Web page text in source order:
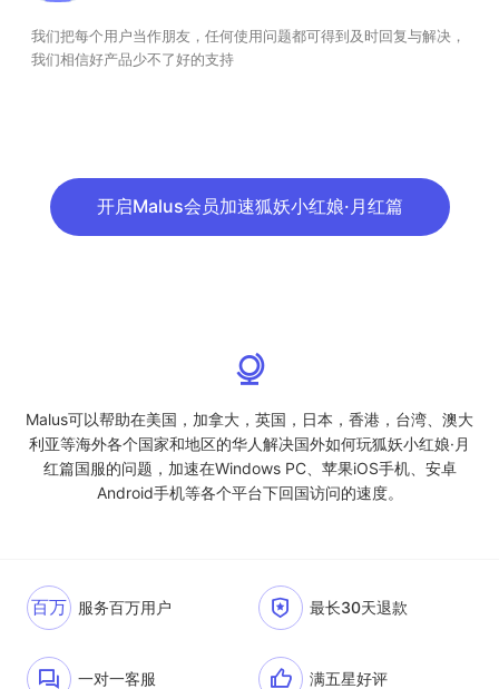
我们把每个用户当作朋友，任何使用问题都可得到及时回复与解决，
我们相信好产品少不了好的支持
开启Malus会员加速狐妖小红娘·月红篇
Malus可以帮助在美国，加拿大，英国，日本，香港，台湾、澳大
利亚等海外各个国家和地区的华人解决国外如何玩狐妖小红娘·月
红篇国服的问题，加速在Windows PC、苹果iOS手机、安卓
Android手机等各个平台下回国访问的速度。
百万 服务百万用户 最长30天退款
一对一客服 满五星好评